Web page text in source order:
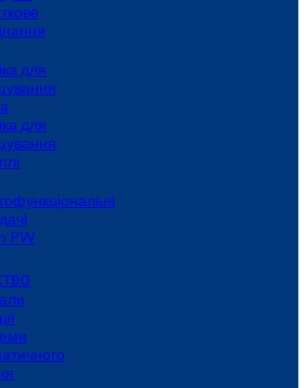
для
для
PW